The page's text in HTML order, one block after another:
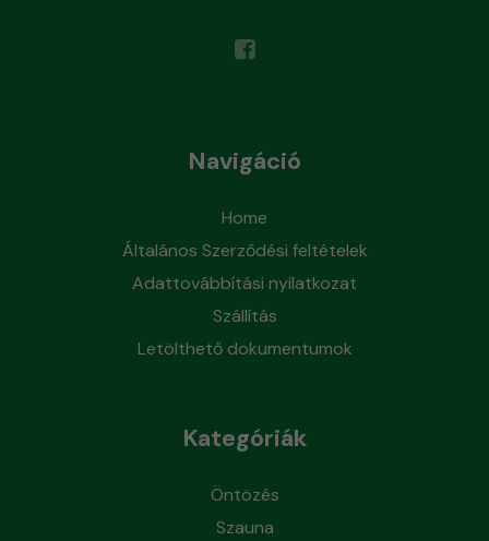
Navigáció
Home
Általános Szerződési feltételek
Adattovábbítási nyilatkozat
Szállítás
Letölthető dokumentumok
Kategóriák
Öntözés
Szauna